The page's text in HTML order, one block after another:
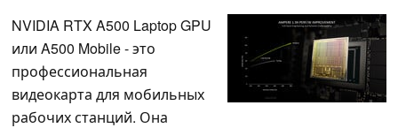
NVIDIA RTX A500 Laptop GPU
или A500 Mobile - это
профессиональная
видеокарта для мобильных
рабочих станций. Она